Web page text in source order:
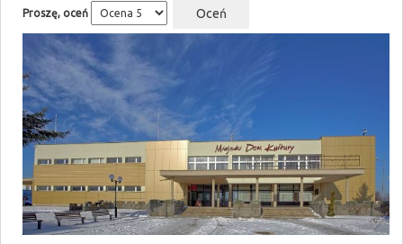
Proszę, oceń